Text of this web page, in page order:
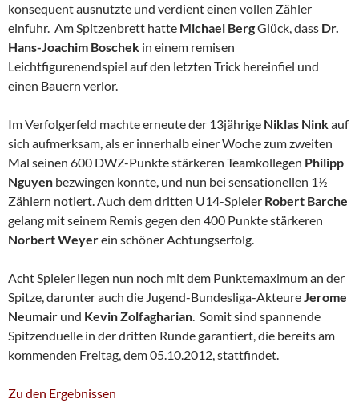
konsequent ausnutzte und verdient einen vollen Zähler
einfuhr. Am Spitzenbrett hatte Michael BergGlück, dass Dr.
Hans-Joachim Boschek in einem remisen
Leichtfigurenendspiel auf den letzten Trick hereinfiel und
einen Bauern verlor.
Im Verfolgerfeld machte erneute der 13jährige Niklas Ninkauf
sich aufmerksam, als er innerhalb einer Woche zum zweiten
Mal seinen 600 DWZ-Punkte stärkeren Teamkollegen Philipp
Nguyen bezwingen konnte, und nun bei sensationellen 1½
Zählern notiert. Auch dem dritten U14-Spieler Robert Barche
gelang mit seinem Remis gegen den 400 Punkte stärkeren
Norbert Weyerein schöner Achtungserfolg.
Acht Spieler liegen nun noch mit dem Punktemaximum an der
Spitze, darunter auch die Jugend-Bundesliga-AkteureJerome
Neumair und Kevin Zolfagharian. Somit sind spannende
Spitzenduelle in der dritten Runde garantiert, die bereits am
kommenden Freitag, dem 05.10.2012, stattfindet.
Zu den Ergebnissen